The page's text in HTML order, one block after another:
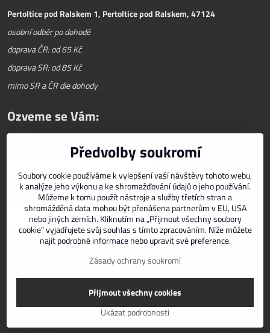
Pertoltice pod Ralskem 1, Pertoltice pod Ralskem, 47124
osobní odběr po dohodě
doprava ČR: od 65 Kč
doprava SR: od 85 Kč
mimo SR a ČR dle dohody
Ozveme se Vám:
©2026CopyrightPředvolby soukromíZásady ochrany soukromí
Vytvořeno systémem:ByznysWeb.cz
Předvolby soukromí
Soubory cookie používáme k vylepšení vaší návštěvy tohoto webu,
k analýze jeho výkonu a ke shromažďování údajů o jeho používání.
Můžeme k tomu použít nástroje a služby třetích stran a
shromážděná data mohou být přenášena partnerům v EU, USA
nebo jiných zemích. Kliknutím na „Přijmout všechny soubory
cookie“ vyjadřujete svůj souhlas s tímto zpracováním. Níže můžete
najít podrobné informace nebo upravit své preference.
Zásady ochrany soukromí
Ukázat podrobnosti
Přijmout všechny cookies